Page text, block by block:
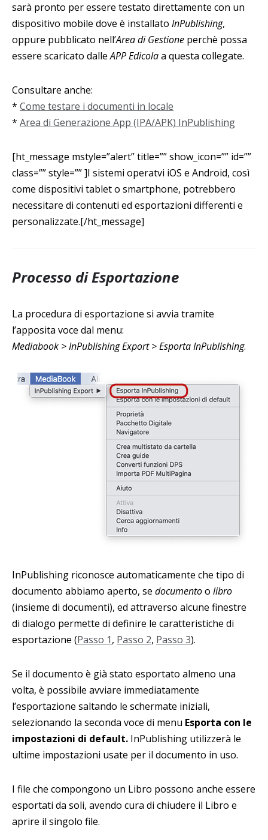
sarà pronto per essere testato direttamente con un
dispositivo mobile dove è installato InPublishing,
oppure pubblicato nell’Area di Gestione perchè possa
essere scaricato dalleAPP Edicolaa questa collegate.
Consultare anche:
* Come testare i documenti in locale
* Area di Generazione App (IPA/APK) InPublishing
[ht_message mstyle=”alert” title=”” show_icon=”” id=””
class=”” style=”” ]I sistemi operatvi iOS e Android, così
come dispositivi tablet o smartphone, potrebbero
necessitare di contenuti ed esportazioni differenti e
personalizzate.[/ht_message]
Processo di Esportazione
La procedura di esportazione si avvia tramite
l’apposita voce dal menu:
Mediabook > InPublishing Export > Esporta InPublishing.
InPublishing riconosce automaticamente che tipo di
documento abbiamo aperto, se documentoo libro
(insieme di documenti), ed attraverso alcune finestre
di dialogo permette di definire le caratteristiche di
esportazione (Passo 1, Passo 2, Passo 3).
Se il documento è già stato esportato almeno una
volta, è possibile avviare immediatamente
l’esportazione saltando le schermate iniziali,
selezionando la seconda voce di menu Esporta con le
impostazioni di default. InPublishing utilizzerà le
ultime impostazioni usate per il documento in uso.
I file che compongono un Libro possono anche essere
esportati da soli, avendo cura di chiudere il Libro e
aprire il singolo file.